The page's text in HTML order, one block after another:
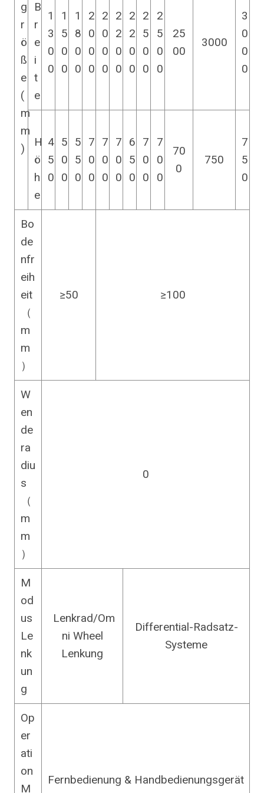
g
r
ö
ß
e
(
m
m
)
B
r
e
i
t
e
1
3
0
0
1
5
0
0
1
8
0
0
2
0
0
0
2
0
0
0
2
2
0
0
2
2
0
0
2
5
0
0
2
5
0
0
25
00
3000
3
0
0
0
H
ö
h
e
4
5
0
5
0
0
5
5
0
7
0
0
7
0
0
7
0
0
6
5
0
7
0
0
7
0
0
70
0
750
7
5
0
Bo
de
nfr
eih
eit
（
m
m
）
≥50 ≥100
W
en
de
ra
diu
s
（
m
m
）
0
M
od
us
Le
nk
un
g
Lenkrad/Om
ni Wheel
Lenkung
Differential-Radsatz-
Systeme
Op
er
ati
on
M
Fernbedienung & Handbedienungsgerät